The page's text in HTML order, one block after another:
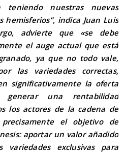
teniendo nuestras nuevas
hemisferios”, indica Juan Luis
advierte que «se debe
el auge actual que está
ya que no todo vale,
las variedades correctas,
significativamente la oferta
una rentabilidad
los actores de la cadena de
el objetivo de
aportar un valor añadido
exclusivas para